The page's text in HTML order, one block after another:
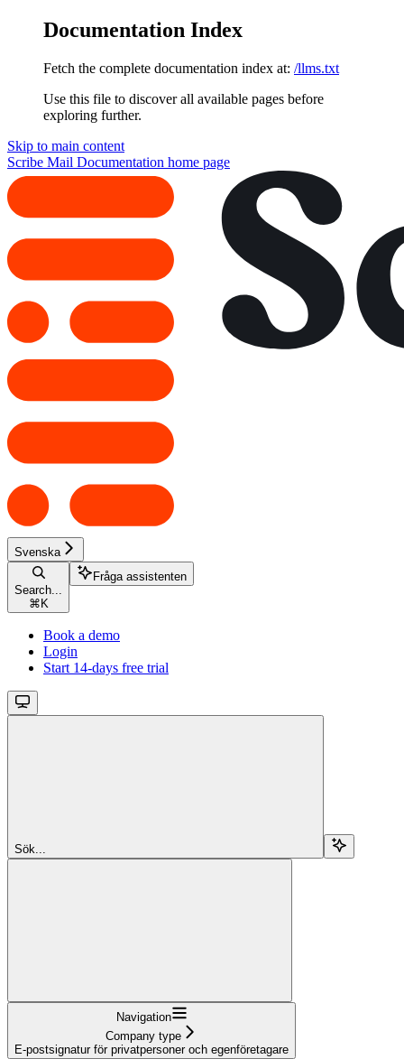
Documentation Index
Fetch the complete documentation index at: /llms.txt
Use this file to discover all available pages before
exploring further.
Skip to main content
Scribe Mail Documentation home page
Svenska
Search...
⌘ K
Fråga assistenten
Book a demo
Login
Start 14-days free trial
Sök...
Navigation
Company type
E-postsignatur för privatpersoner och egenföretagare